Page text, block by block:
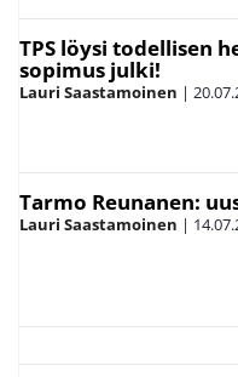
TPS löysi todellisen
sopimus julki!
Lauri Saastamoinen |
Tarmo Reunanen:
Lauri Saastamoinen |